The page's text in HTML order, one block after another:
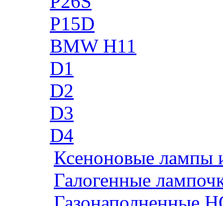
P15D
BMW H11
D1
D2
D3
D4
Ксеноновые лампы
Галогенные